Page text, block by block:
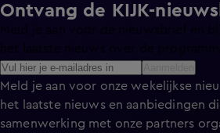
Ontvang de KIJK-
Meld je aan voor onze wekelijkse
het laatste nieuws en aanbiedingen
samenwerking met onze partners